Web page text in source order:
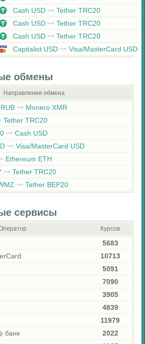
Cash USD Tether TRC20
Cash USD Tether TRC20
Cash USD Tether TRC20
Capitalist USD Visa/MasterCard USD
обмены
Направления обмена
Monero XMR
Tether TRC20
Cash USD
Visa/MasterCard USD
Ethereum ETH
Tether TRC20
Tether BEP20
сервисы
Курсов
5683
10713
5091
7090
3905
4839
11979
банк 2022